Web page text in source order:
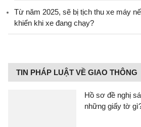
Từ năm 2025, sẽ bị tịch thu xe máy
khiển khi xe đang chạy?
TIN PHÁP LUẬT VỀ GIAO THÔNG
Hồ sơ đề nghị
những giấy tờ